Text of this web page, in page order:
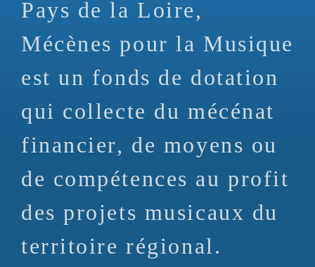
Pays de la Loire,
Mécènes pour la Musique
est un fonds de dotation
qui collecte du mécénat
financier, de moyens ou
de compétences au profit
des projets musicaux du
territoire régional.